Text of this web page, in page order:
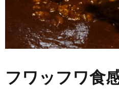
フワッフワ食